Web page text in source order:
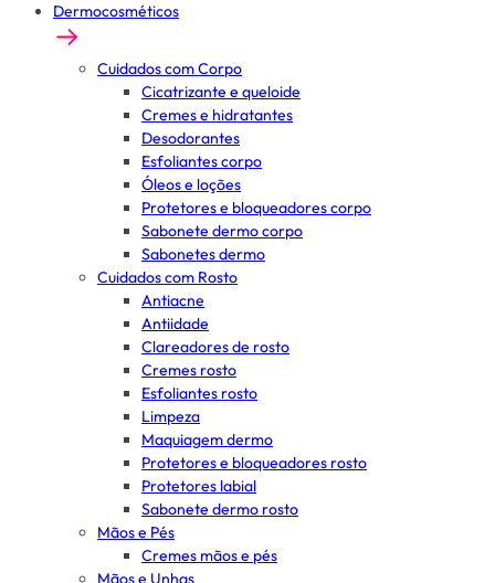
Dermocosméticos
Cuidados com Corpo
Cicatrizante e queloide
Cremes e hidratantes
Desodorantes
Esfoliantes corpo
Óleos e loções
Protetores e bloqueadores corpo
Sabonete dermo corpo
Sabonetes dermo
Cuidados com Rosto
Antiacne
Antiidade
Clareadores de rosto
Cremes rosto
Esfoliantes rosto
Limpeza
Maquiagem dermo
Protetores e bloqueadores rosto
Protetores labial
Sabonete dermo rosto
Mãos e Pés
Cremes mãos e pés
Mãos e Unhas